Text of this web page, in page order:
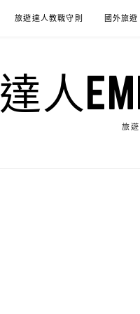
旅遊達人教戰守則 國外旅遊
達人
旅